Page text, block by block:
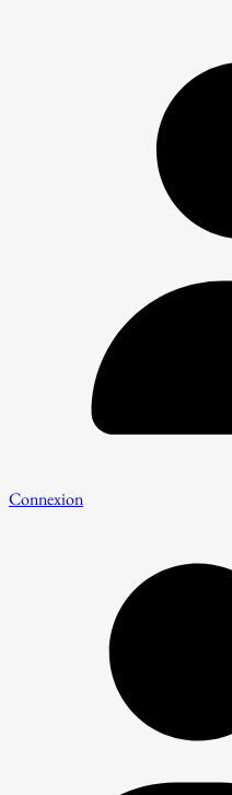
Connexion